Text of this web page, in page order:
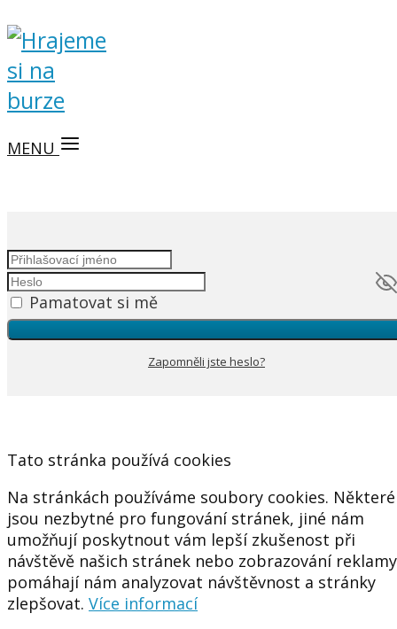
MENU
Pamatovat si mě
Zapomněli jste heslo?
Tato stránka používá cookies
Na stránkách používáme soubory cookies. Některé
jsou nezbytné pro fungování stránek, jiné nám
umožňují poskytnout vám lepší zkušenost při
návštěvě našich stránek nebo zobrazování
pomáhají nám analyzovat návštěvnost a stránky
zlepšovat. Více informací